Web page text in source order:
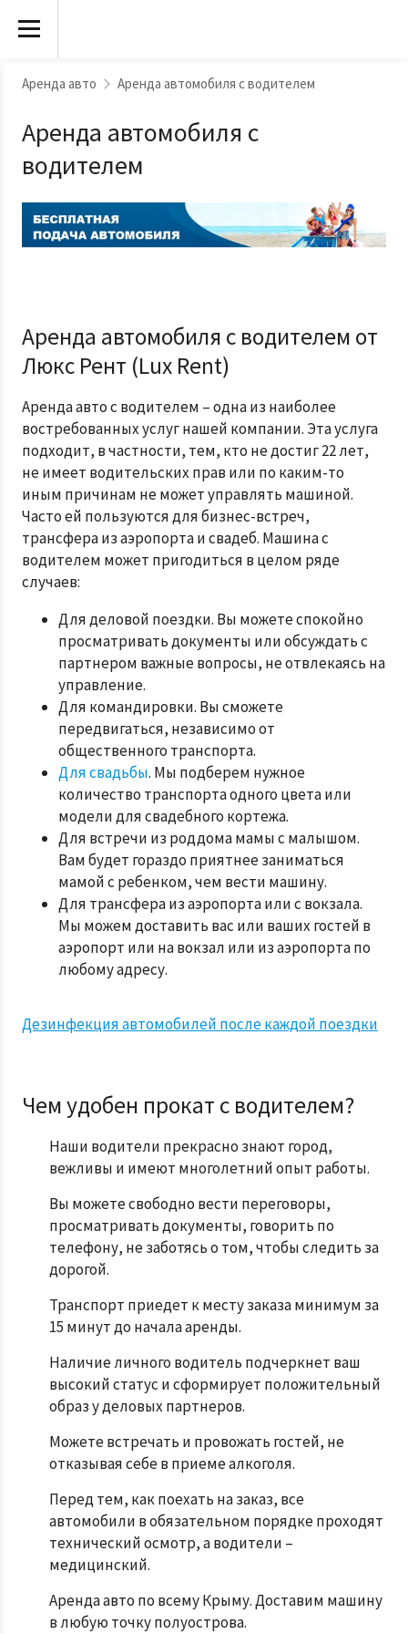
Аренда авто Аренда автомобиля с водителем
Аренда автомобиля с
водителем
Аренда автомобиля с водителем от
Люкс Рент (Lux Rent)
Аренда авто с водителем – одна из наиболее
востребованных услуг нашей компании. Эта услуга
подходит, в частности, тем, кто не достиг 22 лет,
не имеет водительских прав или по каким-то
иным причинам не может управлять машиной.
Часто ей пользуются для бизнес-встреч,
трансфера из аэропорта и свадеб. Машина с
водителем может пригодиться в целом ряде
случаев:
Для деловой поездки. Вы можете спокойно
просматривать документы или обсуждать с
партнером важные вопросы, не отвлекаясь на
управление.
Для командировки. Вы сможете
передвигаться, независимо от
общественного транспорта.
Для свадьбы. Мы подберем нужное
количество транспорта одного цвета или
модели для свадебного кортежа.
Для встречи из роддома мамы с малышом.
Вам будет гораздо приятнее заниматься
мамой с ребенком, чем вести машину.
Для трансфера из аэропорта или с вокзала.
Мы можем доставить вас или ваших гостей в
аэропорт или на вокзал или из аэропорта по
любому адресу.
Дезинфекция автомобилей после каждой поездки
Чем удобен прокат с водителем?
Наши водители прекрасно знают город,
вежливы и имеют многолетний опыт работы.
Вы можете свободно вести переговоры,
просматривать документы, говорить по
телефону, не заботясь о том, чтобы следить за
дорогой.
Транспорт приедет к месту заказа минимум за
15 минут до начала аренды.
Наличие личного водитель подчеркнет ваш
высокий статус и сформирует положительный
образ у деловых партнеров.
Можете встречать и провожать гостей, не
отказывая себе в приеме алкоголя.
Перед тем, как поехать на заказ, все
автомобили в обязательном порядке проходят
технический осмотр, а водители –
медицинский.
Аренда авто по всему Крыму. Доставим машину
в любую точку полуострова.